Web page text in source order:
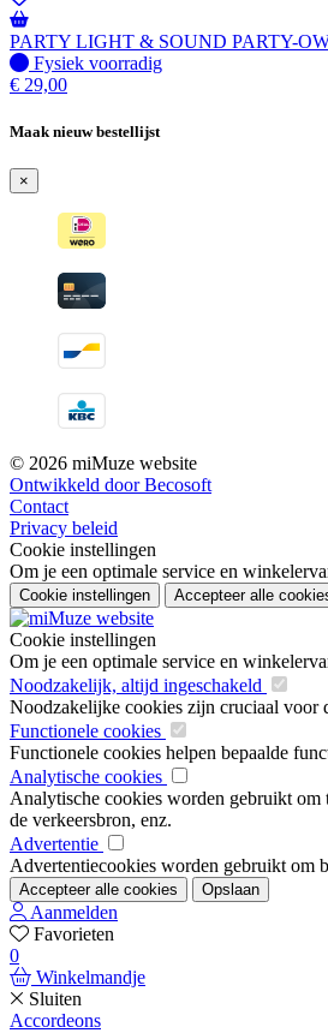
PARTY LIGHT & SOUND PARTY-
Fysiek voorradig
Fysiek voorradig
€ 29,00
Maak nieuw bestellijst
×
© 2026 miMuze website
Ontwikkeld door Becosoft
Contact
Privacy beleid
Cookie instellingen
Om je een optimale service en
Cookie instellingen Accepteer alle
Cookie instellingen
Om je een optimale service en
Noodzakelijk, altijd ingeschakeld
Noodzakelijke cookies zijn cruciaal voor
Functionele cookies
Functionele cookies helpen bepaalde
Analytische cookies
Analytische cookies worden gebruikt om
de verkeersbron, enz.
Advertentie
Advertentiecookies worden gebruikt om
Accepteer alle cookies Opslaan
Aanmelden
Favorieten
0
Winkelmandje
Sluiten
Accordeons